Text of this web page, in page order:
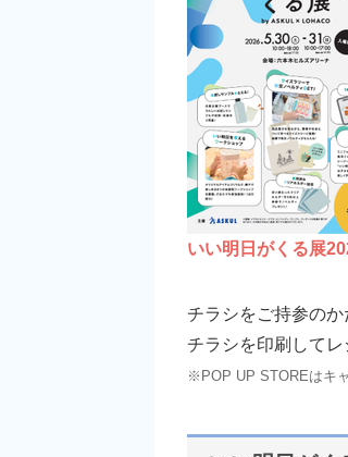
いい明日がくる展
チラシをご持参の
チラシを印刷してレ
※POP UP STOREはキ